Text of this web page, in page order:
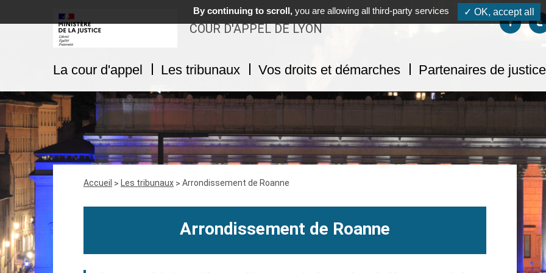
COUR D'APPEL DE LYON Suivez-
La cour d'appel Les tribunaux Vos droits et démarches Partenaires de justice
Fil
Accueil Les tribunaux Arrondissement de Roanne
Arrondissement de Roanne
By continuing to scroll, you are allowing all third-party services ✓ OK, accept all